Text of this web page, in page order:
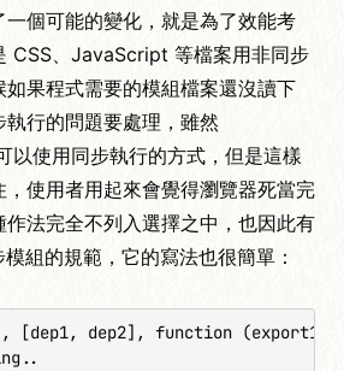
個可能的變化，就是為了效能考
CSS、JavaScript 等檔案用非同步
如果程式需要的模組檔案還沒讀下
行的問題要處理，雖然
使用同步執行的方式，但是這樣
使用者用起來會覺得瀏覽器死當完
法完全不列入選擇之中，也因此有
組的規範，它的寫法也很簡單：
[dep1, dep2], function (export1,